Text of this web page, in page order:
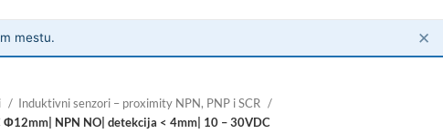
mestu. ✕
Induktivni senzori – proximity NPN, PNP i SCR
NPN NO| detekcija < 4mm| 10 – 30VDC